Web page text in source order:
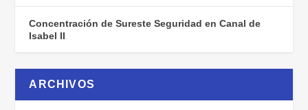
Concentración de Sureste Seguridad en Canal de
Isabel II
ARCHIVOS